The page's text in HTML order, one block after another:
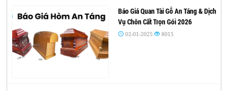
Báo Giá Quan Tài Gỗ An Táng & Dịch
Vụ Chôn Cất Trọn Gói 2026
02-01-2025 8015